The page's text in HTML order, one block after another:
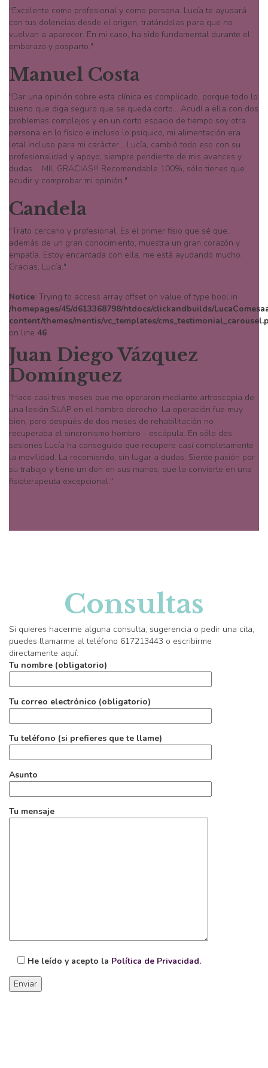
"Excelente como profesional y como persona. Lucía te ayudará
con tus dolencias desde el origen, tratándolas para que no
vuelvan a aparecer. En mi caso, ha sido fundamental durante el
embarazo y posparto."
Manuel Costa
"Dar una opinión sobre esta clínica es complicado, porque todo lo
bueno que diga seguro que se queda corto... Acudí a ella con dos
problemas complejos y en un corto espacio de tiempo soy otra
persona en lo físico e incluso lo psíquico, mi alimentación era
letal incluso para mi carácter... Lucía, cambió todo eso con su
profesionalidad y apoyo, siempre pendiente de mis avances y
dudas.... MIL GRACIAS!!! Recomendable 100%, sólo tienes que
acudir y comprobar mi opinión."
Candela
"Trato cercano y profesional. Es el primer fisio que sé que,
además de un gran conocimiento, muestra un gran corazón y
empatía. Estoy encantada con ella, me está ayudando mucho.
Gracias, Lucía."
Notice: Trying to access array offset on value of type bool in
/homepages/45/d613368798/htdocs/clickandbuilds/
content/themes/mentis/vc_templates/
on line 46
Juan Diego Vázquez
Domínguez
"Hace casi tres meses que me operaron mediante artroscopia de
una lesión SLAP en el hombro derecho. La operación fue muy
bien, pero después de dos meses de rehabilitación no
recuperaba el sincronismo hombro - escápula. En sólo dos
sesiones Lucía ha conseguido que recupere casi completamente
la movilidad. La recomiendo, sin lugar a dudas. Siente pasión por
su trabajo y tiene un don en sus manos, que la convierte en una
fisioterapeuta excepcional."
Consultas
Si quieres hacerme alguna consulta, sugerencia o pedir una cita,
puedes llamarme al teléfono 617213443 o escribirme
directamente aquí:
Tu nombre (obligatorio)
Tu correo electrónico (obligatorio)
Tu teléfono (si prefieres que te llame)
Asunto
Tu mensaje
He leído y acepto la Política de Privacidad.